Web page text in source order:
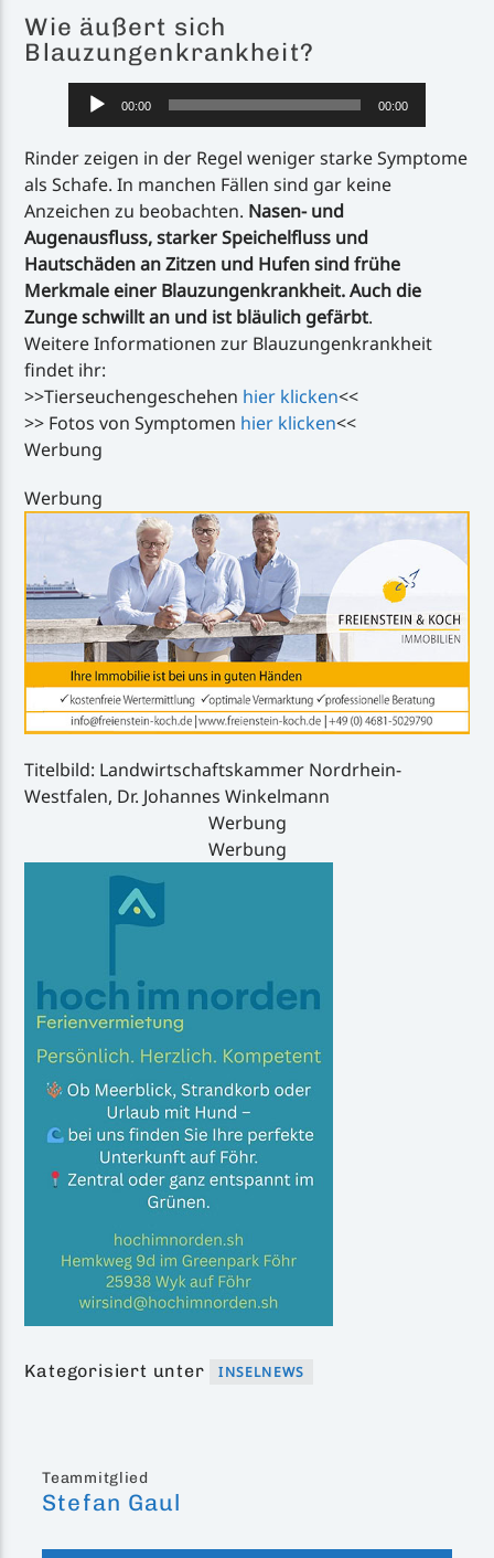
Wie äußert sich
Blauzungenkrankheit?
Audio-
Player
00:00 00:00
Rinder zeigen in der Regel weniger starke Symptome
als Schafe. In manchen Fällen sind gar keine
Anzeichen zu beobachten. Nasen- und
Augenausfluss, starker Speichelfluss und
Hautschäden an Zitzen und Hufen sind frühe
Merkmale einer Blauzungenkrankheit. Auch die
Zunge schwillt an und ist bläulich gefärbt.
Weitere Informationen zur Blauzungenkrankheit
findet ihr:
>>Tierseuchengeschehen hier klicken<<
>> Fotos von Symptomen hier klicken<<
Werbung
Werbung
Titelbild: Landwirtschaftskammer Nordrhein-
Westfalen, Dr. Johannes Winkelmann
Werbung
Werbung
Kategorisiert unter INSELNEWS
Teammitglied
Stefan Gaul